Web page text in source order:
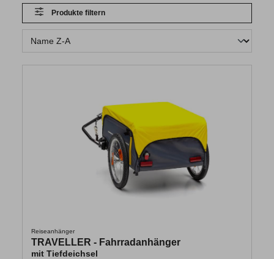
Produkte filtern
Reiseanhänger
TRAVELLER - Fahrradanhänger
mit Tiefdeichsel